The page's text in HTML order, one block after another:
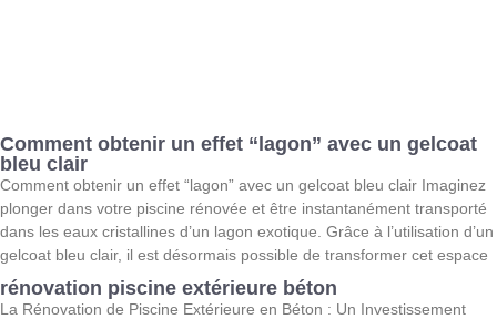
Comment obtenir un effet “lagon” avec un gelcoat
bleu clair
Comment obtenir un effet “lagon” avec un gelcoat bleu clair Imaginez
plonger dans votre piscine rénovée et être instantanément transporté
dans les eaux cristallines d’un lagon exotique. Grâce à l’utilisation d’un
gelcoat bleu clair, il est désormais possible de transformer cet espace
rénovation piscine extérieure béton
La Rénovation de Piscine Extérieure en Béton : Un Investissement